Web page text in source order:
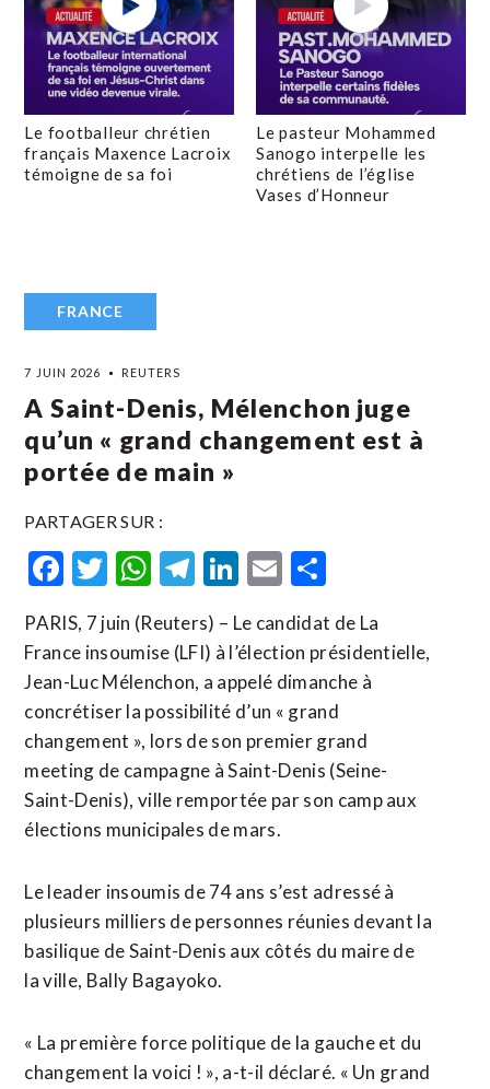
Le footballeur chrétien
français Maxence Lacroix
témoigne de sa foi
Le pasteur Mohammed
Sanogo interpelle les
chrétiens de l’église
Vases d’Honneur
FRANCE
7 JUIN 2026 REUTERS
A Saint-Denis, Mélenchon juge
qu’un « grand changement est à
portée de main »
PARTAGER SUR :
Facebook
Twitter
WhatsApp
Telegram
LinkedIn
Email
PARIS, 7 juin (Reuters) – Le candidat de La
France insoumise (LFI) à l’élection présidentielle,
Jean-Luc Mélenchon, a appelé dimanche à
concrétiser la possibilité d’un « grand
changement », lors de son premier grand
meeting de campagne à Saint-Denis (Seine-
Saint-Denis), ville remportée par son ​camp aux
‌élections municipales de mars.
Le leader insoumis ​de 74 ans ⁠s’est adressé à
plusieurs milliers de personnes réunies devant ‌la
basilique de ‌Saint-Denis aux côtés du maire de
la ville, Bally Bagayoko.
« La première force politique de la gauche et du
changement la voici ! », a-t-il déclaré. « Un ​grand